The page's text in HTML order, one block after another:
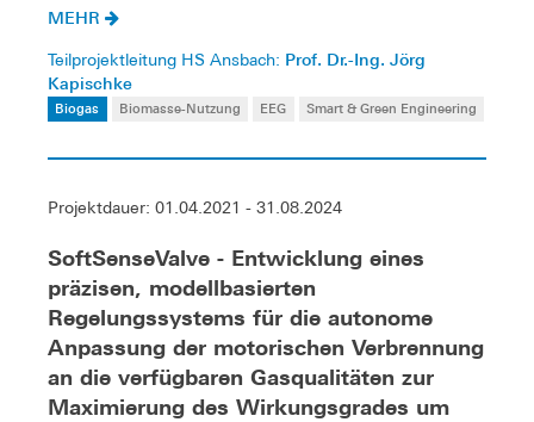
MEHR
Teilprojektleitung HS Ansbach: Prof. Dr.-Ing. Jörg
Kapischke
Biogas Biomasse-Nutzung EEG Smart & Green Engineering
Projektdauer: 01.04.2021 - 31.08.2024
SoftSenseValve - Entwicklung eines
präzisen, modellbasierten
Regelungssystems für die autonome
Anpassung der motorischen Verbrennung
an die verfügbaren Gasqualitäten zur
Maximierung des Wirkungsgrades um